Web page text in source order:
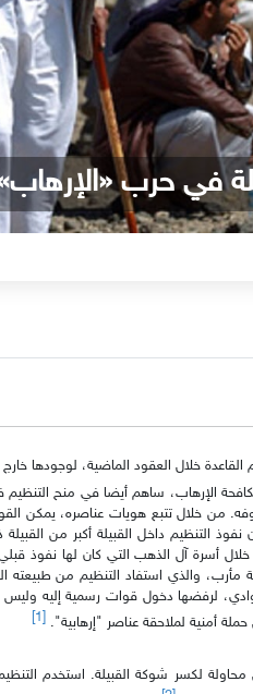
في حرب
خلال العقود الماضية، لوجودها
الإرهاب، ساهم أيضا في منح التنظيم
من خلال تتبع هويات عناصره، يمكن
التنظيم داخل القبيلة أكبر من القبيلة
أسرة آل الذهب التي كان لها نفوذ قبلي
والذي استفاد التنظيم من طبيعته
لرفضها دخول قوات رسمية إليه وليس
لكسر شوكة القبيلة. استخدم